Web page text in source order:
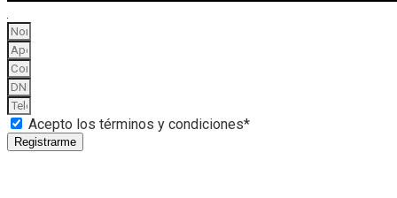
Acepto los términos y condiciones*
Registrarme